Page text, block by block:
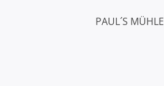
PAUL´S MÜHLE